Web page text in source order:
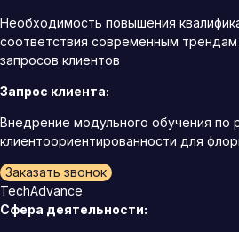
Необходимость повышения
соответствия современным
запросов клиентов
Запрос клиента:
Внедрение модульного обучения по
клиентоориентированности для
Заказать звонок
TechAdvance
Сфера деятельности: